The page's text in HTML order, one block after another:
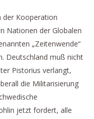
der Kooperation
Nationen der Globalen
„Zeitenwende“
Deutschland muß nicht
Pistorius verlangt,
die Militarisierung
jetzt fordert, alle